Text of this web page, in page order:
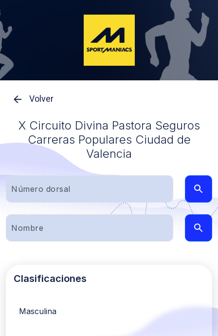
Volver
X Circuito Divina Pastora Seguros
Carreras Populares Ciudad de
Valencia
Clasificaciones
Masculina